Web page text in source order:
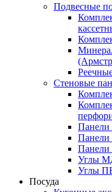
Подвесные
Стеновые
Панели
Углы
Углы
Посуда